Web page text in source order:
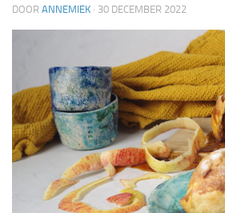
DOOR ANNEMIEK · 30 DECEMBER 2022